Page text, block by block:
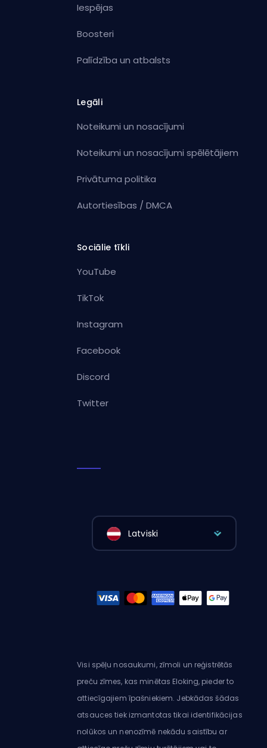
Iespējas
Boosteri
Palīdzība un atbalsts
Legāli
Noteikumi un nosacījumi
Noteikumi un nosacījumi spēlētājiem
Privātuma politika
Autortiesības / DMCA
Sociālie tīkli
YouTube
TikTok
Instagram
Facebook
Discord
Twitter
Latviski
Visi spēļu nosaukumi, zīmoli un reģistrētās
preču zīmes, kas minētas Eloking, pieder to
attiecīgajiem īpašniekiem. Jebkādas šādas
atsauces tiek izmantotas tikai identifikācijas
nolūkos un nenozīmē nekādu saistību ar